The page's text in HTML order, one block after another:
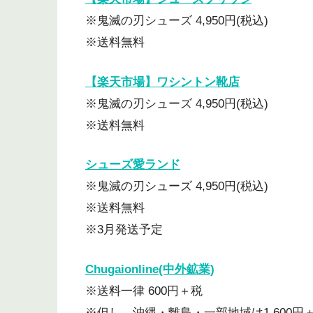
※鬼滅の刃シューズ 4,950円(税込)
※送料無料
【楽天市場】ワシントン靴店
※鬼滅の刃シューズ 4,950円(税込)
※送料無料
シューズ愛ランド
※鬼滅の刃シューズ 4,950円(税込)
※送料無料
※3月発送予定
Chugaionline(中外鉱業)
※送料一律 600円＋税